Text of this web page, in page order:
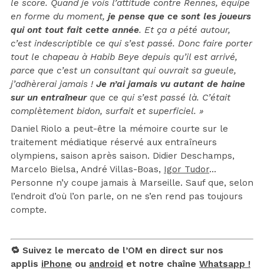
le score. Quand je vois l’attitude contre Rennes, équipe
en forme du moment, je pense que ce sont les joueurs
qui ont tout fait cette année. Et ça a pété autour,
c’est indescriptible ce qui s’est passé. Donc faire porter
tout le chapeau à Habib Beye depuis qu’il est arrivé,
parce que c’est un consultant qui ouvrait sa gueule,
j’adhèrerai jamais ! Je n’ai jamais vu autant de haine
sur un entraîneurque ce qui s’est passé là. C’était
complètement bidon, surfait et superficiel. »
Daniel Riolo a peut-être la mémoire courte sur le
traitement médiatique réservé aux entraîneurs
olympiens, saison après saison. Didier Deschamps,
Marcelo Bielsa, André Villas-Boas, Igor Tudor…
Personne n’y coupe jamais à Marseille. Sauf que, selon
l’endroit d’où l’on parle, on ne s’en rend pas toujours
compte.
🔁 Suivez le mercato de l’OM en direct sur nos
applis iPhone ou android et notre chaîne Whatsapp !